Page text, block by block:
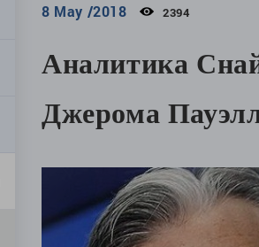
8 May /2018 2394
Аналитика
Джерома